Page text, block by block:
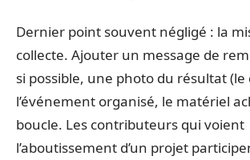
Dernier point souvent négligé : la
collecte. Ajouter un message de
si possible, une photo du résultat
l’événement organisé, le matériel
boucle. Les contributeurs qui voient
l’aboutissement d’un projet